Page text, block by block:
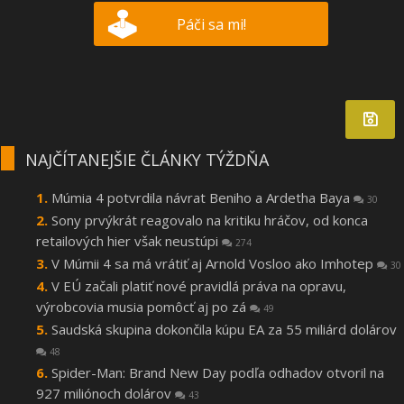
Páči sa mi!
NAJČÍTANEJŠIE ČLÁNKY TÝŽDŇA
Múmia 4 potvrdila návrat Beniho a Ardetha Baya 30
Sony prvýkrát reagovalo na kritiku hráčov, od konca
retailových hier však neustúpi
274
V Múmii 4 sa má vrátiť aj Arnold Vosloo ako Imhotep 30
V EÚ začali platiť nové pravidlá práva na opravu,
výrobcovia musia pomôcť aj po zá
49
Saudská skupina dokončila kúpu EA za 55 miliárd dolárov
48
Spider-Man: Brand New Day podľa odhadov otvoril na
927 miliónoch dolárov
43